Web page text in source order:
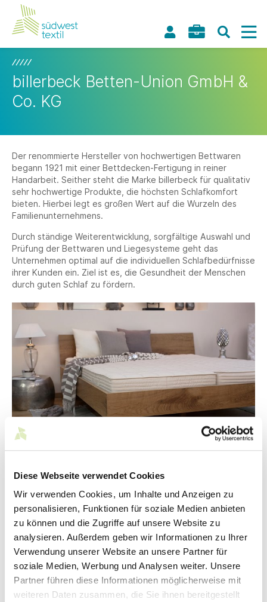
Diese Webseite verwendet Cookies
Wir verwenden Cookies, um Inhalte und Anzeigen zu
personalisieren, Funktionen für soziale Medien anbieten
zu können und die Zugriffe auf unsere Website zu
analysieren. Außerdem geben wir Informationen zu Ihrer
Verwendung unserer Website an unsere Partner für
soziale Medien, Werbung und Analysen weiter. Unsere
Partner führen diese Informationen möglicherweise mit
weiteren Daten zusammen, die Sie ihnen bereitgestellt
billerbeck Betten-Union GmbH &
Co. KG
Der renommierte Hersteller von hochwertigen Bettwaren
begann 1921 mit einer Bettdecken-Fertigung in reiner
Handarbeit. Seither steht die Marke billerbeck für qualitativ
sehr hochwertige Produkte, die höchsten Schlafkomfort
bieten. Hierbei legt es großen Wert auf die Wurzeln des
Familienunternehmens.
Durch ständige Weiterentwicklung, sorgfältige Auswahl und
Prüfung der Bettwaren und Liegesysteme geht das
Unternehmen optimal auf die individuellen Schlafbedürfnisse
ihrer Kunden ein. Ziel ist es, die Gesundheit der Menschen
durch guten Schlaf zu fördern.
© billerbeck Betten-Union GmbH & Co. KG
Kontakt
billerbeck Betten-Union GmbH & Co. KG
Eppinger Straße 40-44
76703 Kraichtal-Münzesheim
Telefon:+49 7250 75-0
Telefax:+49 7250 75-50